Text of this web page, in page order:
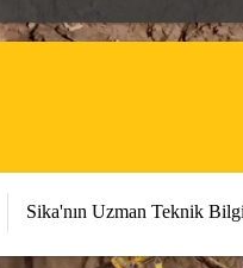
Sika'nın Uzman Teknik